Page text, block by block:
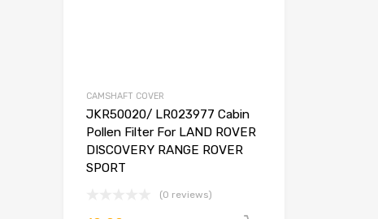
CAMSHAFT COVER
JKR50020/ LR023977 Cabin
Pollen Filter For LAND ROVER
DISCOVERY RANGE ROVER
SPORT
(0 reviews)